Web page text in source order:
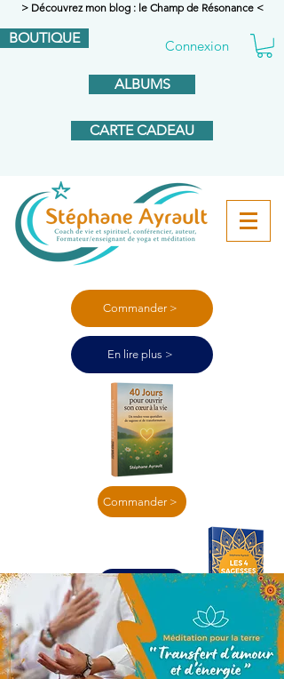
> Découvrez mon blog : le Champ de Résonance <
BOUTIQUE Connexion
ALBUMS
CARTE CADEAU
Commander >
En lire plus >
Commander >
En lire plus >